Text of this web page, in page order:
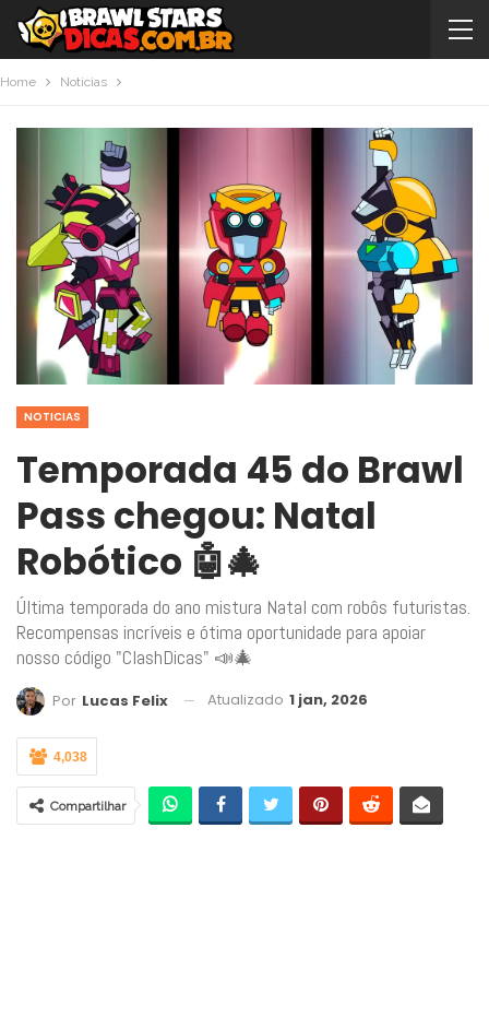
Home Noticias
NOTICIAS
Temporada 45 do Brawl
Pass chegou: Natal
Robótico 🤖🎄
Última temporada do ano mistura Natal com robôs futuristas.
Recompensas incríveis e ótima oportunidade para apoiar
nosso código "ClashDicas" 📣🎄
Por Lucas Felix Atualizado 1 jan, 2026
4,038
Compartilhar